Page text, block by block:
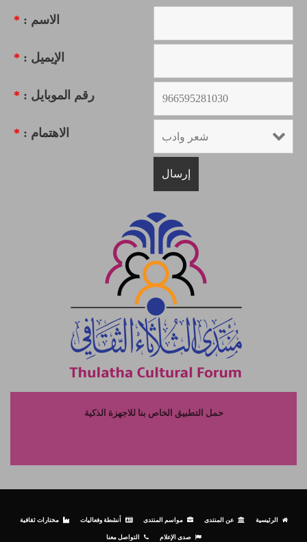
الاسم : *
الإيميل : *
رقم الموبايل : *
الاهتمام : *
حمل التطبيق الخاص بنا للاجهزة الذكية
الرئيسية عن المنتدى مواسم المنتدى أنشطة وفعاليات مختارات ثقافية
صدى الإعلام التواصل معنا